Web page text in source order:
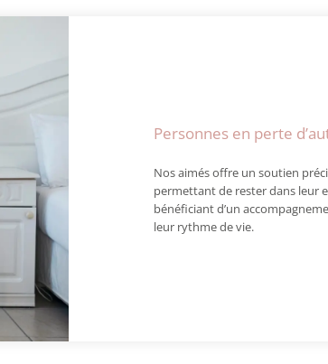
Personnes en perte
Nos aimés offre un soutien
permettant de rester dans leur
bénéficiant d’un
leur rythme de vie.